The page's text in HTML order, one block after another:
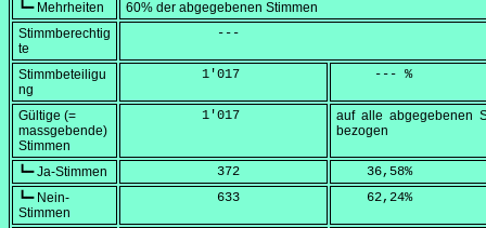
┗━ Mehrheiten
60% der abgegebenen Stimmen
Stimmberechtig
te
            ---
Stimmbeteiligu
ng
          1'017
     --- %
Gültige (=
massgebende)
Stimmen
          1'017
auf alle abgegebenen
bezogen
┗━ Ja-Stimmen
            372
    36,58
%
┗━ Nein-
Stimmen
            633
    62,24
%